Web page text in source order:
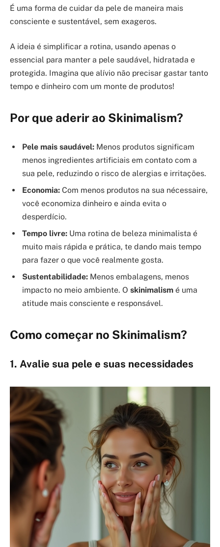
É uma forma de cuidar da pele de maneira mais
consciente e sustentável, sem exageros.
A ideia é simplificar a rotina, usando apenas o
essencial para manter a pele saudável, hidratada e
protegida. Imagina que alívio não precisar gastar tanto
tempo e dinheiro com um monte de produtos!
Por que aderir ao Skinimalism?
Pele mais saudável: Menos produtos significam
menos ingredientes artificiais em contato com a
sua pele, reduzindo o risco de alergias e irritações.
Economia: Com menos produtos na sua nécessaire,
você economiza dinheiro e ainda evita o
desperdício.
Tempo livre: Uma rotina de beleza minimalista é
muito mais rápida e prática, te dando mais tempo
para fazer o que você realmente gosta.
Sustentabilidade: Menos embalagens, menos
impacto no meio ambiente. O skinimalism é uma
atitude mais consciente e responsável.
Como começar no Skinimalism?
1. Avalie sua pele e suas necessidades